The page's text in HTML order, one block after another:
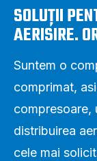
SOLUȚII
AERISIRE.
Suntem o
comprimat,
compresoare,
distribuirea
cele mai